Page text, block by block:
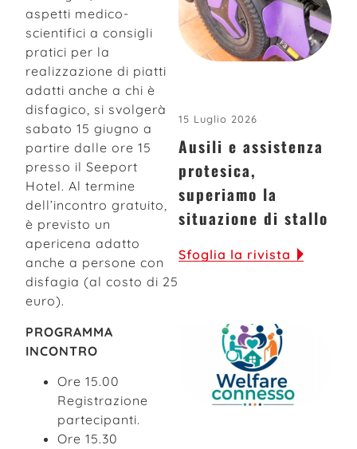
aspetti medico-
scientifici a consigli
pratici per la
realizzazione di piatti
adatti anche a chi è
disfagico, si svolgerà
sabato 15 giugno a
partire dalle ore 15
presso il Seeport
Hotel. Al termine
dell’incontro gratuito,
è previsto un
apericena adatto
anche a persone con
disfagia (al costo di 25
euro).
PROGRAMMA
INCONTRO
Ore 15.00
Registrazione
partecipanti.
Ore 15.30
15 Luglio 2026
Ausili e assistenza
protesica,
superiamo la
situazione di stallo
Sfoglia la rivista